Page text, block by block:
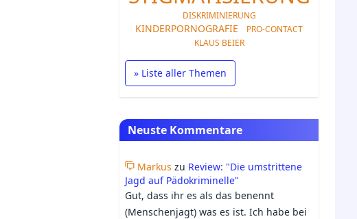
DISKRIMINIERUNG
KINDERPORNOGRAFIE
PRO-CONTACT
KLAUS BEIER
» Liste aller Themen
Neuste Kommentare
Markus zu Review: "Die umstrittene
Jagd auf Pädokriminelle"
Gut, dass ihr es als das benennt
(Menschenjagt) was es ist. Ich habe bei